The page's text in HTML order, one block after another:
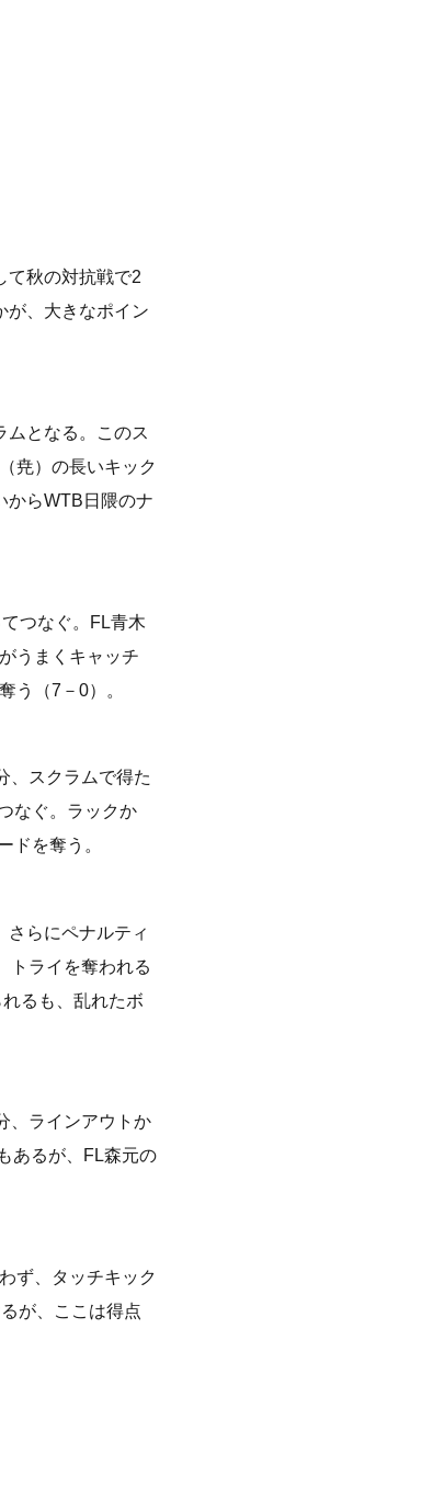
て秋の対抗戦で2
が、大きなポイン
ムとなる。このス
尭）の長いキック
からWTB日隈のナ
つなぐ。FL青木
うまくキャッチ
う（7－0）。
、スクラムで得た
なぐ。ラックか
ドを奪う。
さらにペナルティ
トライを奪われる
るも、乱れたボ
、ラインアウトか
あるが、FL森元の
ず、タッチキック
が、ここは得点